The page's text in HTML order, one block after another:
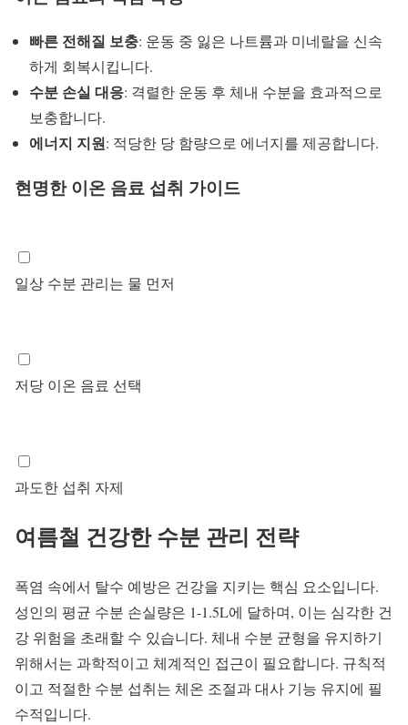
빠른 전해질 보충: 운동 중 잃은 나트륨과 미네랄을 신속
하게 회복시킵니다.
수분 손실 대응: 격렬한 운동 후 체내 수분을 효과적으로
보충합니다.
에너지 지원: 적당한 당 함량으로 에너지를 제공합니다.
현명한 이온 음료 섭취 가이드
일상 수분 관리는 물 먼저
저당 이온 음료 선택
과도한 섭취 자제
여름철 건강한수분 관리 전략
폭염 속에서 탈수 예방은 건강을 지키는 핵심 요소입니다.
성인의 평균 수분 손실량은 1-1.5L에 달하며, 이는 심각한 건
강 위험을 초래할 수 있습니다. 체내 수분 균형을 유지하기
위해서는 과학적이고 체계적인 접근이 필요합니다. 규칙적
이고 적절한 수분 섭취는 체온 조절과 대사 기능 유지에 필
수적입니다.